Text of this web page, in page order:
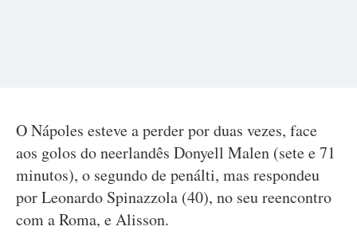
O Nápoles esteve a perder por duas vezes, face
aos golos do neerlandês Donyell Malen (sete e 71
minutos), o segundo de penálti, mas respondeu
por Leonardo Spinazzola (40), no seu reencontro
com a Roma, e Alisson.